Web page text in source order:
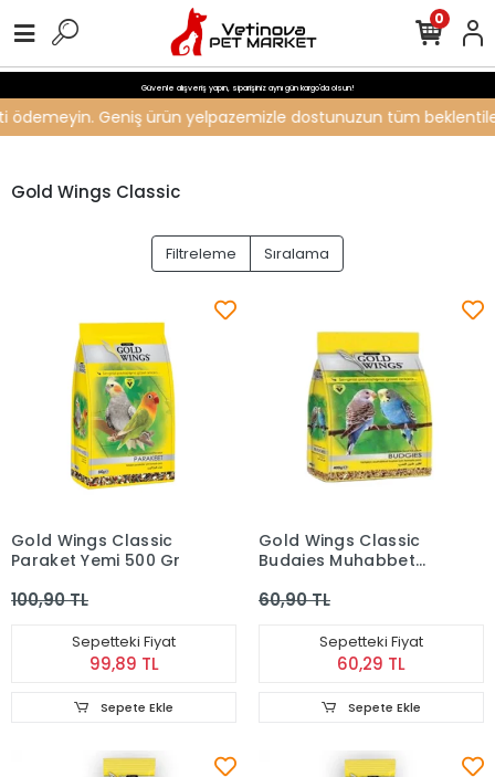
Güvenle alışveriş yapın, siparişiniz aynı gün kargo'da olsun!
Geniş ürün yelpazemizle dostunuzun tüm
0
Gold Wings Classic
Filtreleme Sıralama
Gold Wings Classic
Paraket Yemi 500 Gr
100,90 TL
Sepetteki Fiyat
99,89 TL
Sepete Ekle
Gold Wings Classic
Budgies Muhabbet
60,90 TL
Sepetteki Fiyat
60,29 TL
Sepete Ekle